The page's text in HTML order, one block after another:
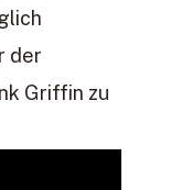
der
Griffin zu